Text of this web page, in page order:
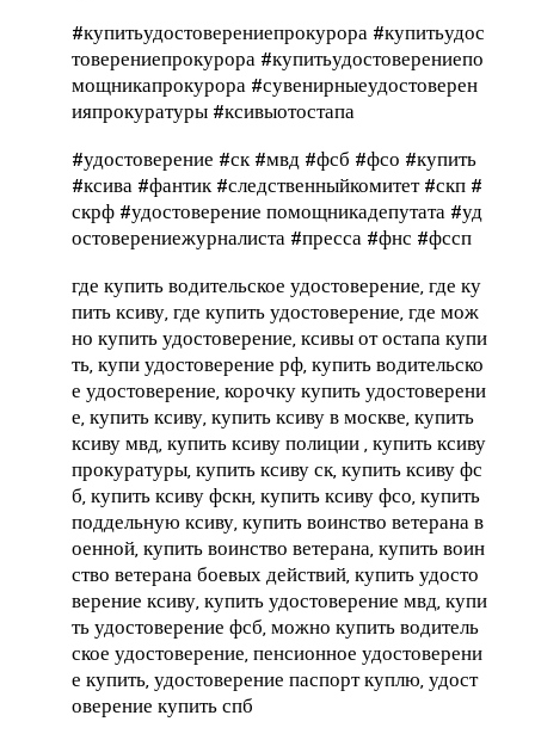
#купитьудостоверениепрокурора #купитьудос
товерениепрокурора #купитьудостоверениепо
мощникапрокурора #сувенирныеудостоверен
ияпрокуратуры #ксивыотостапа
#удостоверение #ск #мвд #фсб #фсо #купить
#ксива #фантик #следственныйкомитет #скп #
скрф #удостоверение помощникадепутата #уд
остоверениежурналиста #пресса #фнс #фссп
где купить водительское удостоверение, где ку
пить ксиву, где купить удостоверение, где мож
но купить удостоверение, ксивы от остапа купи
ть, купи удостоверение рф, купить водительско
е удостоверение, корочку купить удостоверени
е, купить ксиву, купить ксиву в москве, купить
ксиву мвд, купить ксиву полиции , купить ксиву
прокуратуры, купить ксиву ск, купить ксиву фс
б, купить ксиву фскн, купить ксиву фсо, купить
поддельную ксиву, купить воинство ветерана в
оенной, купить воинство ветерана, купить воин
ство ветерана боевых действий, купить удосто
верение ксиву, купить удостоверение мвд, купи
ть удостоверение фсб, можно купить водитель
ское удостоверение, пенсионное удостоверени
е купить, удостоверение паспорт куплю, удост
оверение купить спб